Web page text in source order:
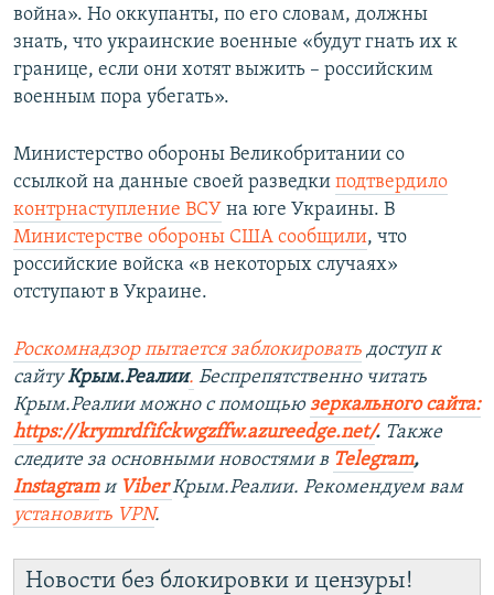
война». Но оккупанты, по его словам, должны
знать, что украинские военные «будут гнать их к
границе, если они хотят выжить – российским
военным пора убегать».
Министерство обороны Великобритании со
ссылкой на данные своей разведки подтвердило
контрнаступление ВСУ на юге Украины. В
Министерстве обороны США сообщили, что
российские войска «в некоторых случаях»
отступают в Украине.
Роскомнадзор пытается заблокировать доступ к
сайтуКрым.Реалии. Беспрепятственно читать
Крым.Реалии можно с помощью зеркального сайта:
https://krymrdfifckwgzffw.azureedge.net/. ​ Также
следите за основными новостями в Telegram,
Instagram и ViberКрым.Реалии. Рекомендуем вам
установить VPN.
Новости без блокировки и цензуры!